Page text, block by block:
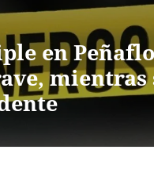
en
mientras